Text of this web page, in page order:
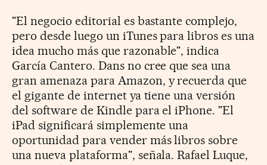
"El negocio editorial es bastante complejo,
pero desde luego un iTunes para libros es una
idea mucho más que razonable", indica
García Cantero. Dans no cree que sea una
gran amenaza para Amazon, y recuerda que
el gigante de internet ya tiene una versión
del software de Kindle para el iPhone. "El
iPad significará simplemente una
oportunidad para vender más libros sobre
una nueva plataforma", señala. Rafael Luque,